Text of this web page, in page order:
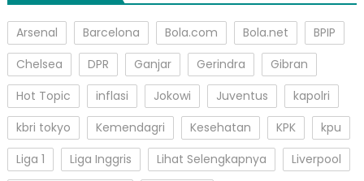
Arsenal Barcelona Bola.com Bola.net
BPIP
Chelsea
DPR Ganjar Gerindra
Gibran
Hot Topic
inflasi Jokowi Juventus
kapolri
kbri tokyo
Kemendagri Kesehatan KPK
kpu
Liga 1
Liga Inggris Lihat Selengkapnya
Liverpool